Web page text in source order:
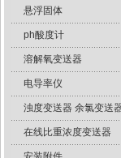
悬浮固体
ph酸度计
溶解氧变送器
电导率仪
浊度变送器 余氯变送
在线比重浓度变送器